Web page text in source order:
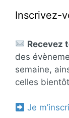
Inscrivez-
Recevez
des
semaine,
celles
Je